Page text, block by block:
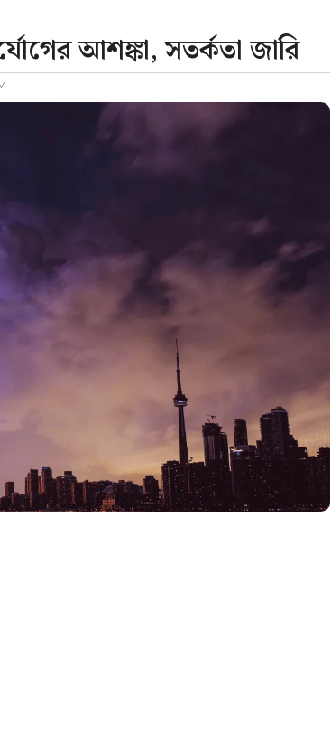
আশঙ্কা, সতর্কতা জারি